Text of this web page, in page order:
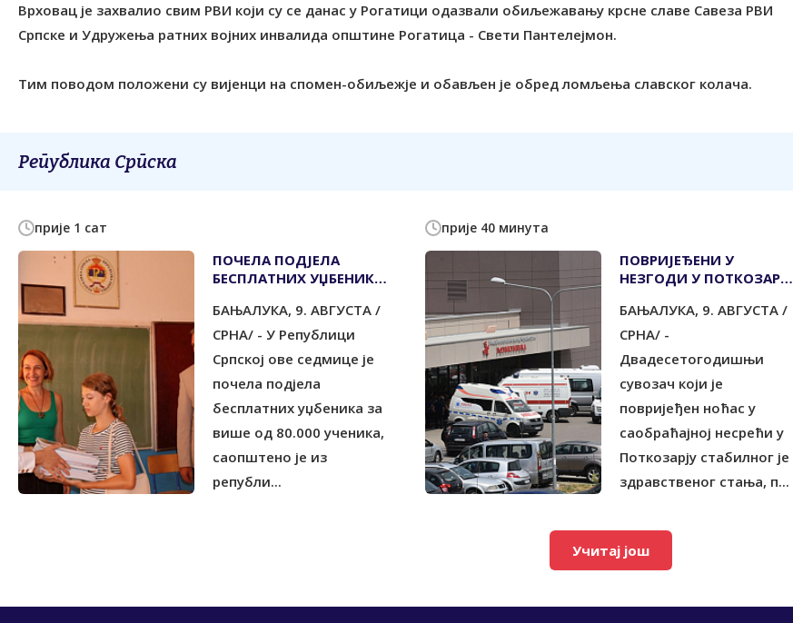
Врховац је захвалио свим РВИ који су се данас у Рогатици одазвали обиљежавању крсне славе Савеза РВИ
Српске и Удружења ратних војних инвалида општине Рогатица - Свети Пантелејмон.
Тим поводом положени су вијенци на спомен-обиљежје и обављен је обред ломљења славског колача.
Република Српска
прије 1 сат
ПОЧЕЛА ПОДЈЕЛА
БЕСПЛАТНИХ УЏБЕНИКА
УЧЕНИКА
БАЊАЛУКА, 9. АВГУСТА /
СРНА/ - У Републици
Српској ове седмице је
почела подјела
бесплатних уџбеника за
више од 80.000 ученика,
саопштено је из
републи...
прије 40 минута
ПОВРИЈЕЂЕНИ У
НЕЗГОДИ У ПОТКОЗАРЈУ
ЗДРАВСTВЕНОГ СTАЊА
БАЊАЛУКА, 9. АВГУСТА /
СРНА/ -
Двадесетогодишњи
сувозач који је
повријеђен ноћас у
саобраћајној несрећи у
Поткозарју стабилног је
здравственог стања, п...
Учитај још